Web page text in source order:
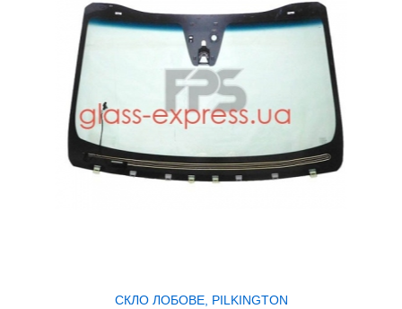
СКЛО ЛОБОВЕ, PILKINGTON